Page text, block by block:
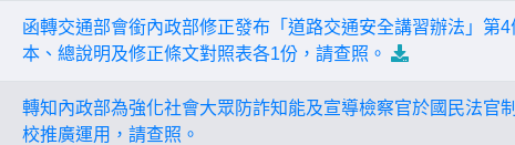
函轉交通部會銜內政部修正發布「道路交通安全講習辦法」第
本、總說明及修正條文對照表各1份，請查照。
轉知內政部為強化社會大眾防詐知能及宣導檢察官於國民法官
校推廣運用，請查照。